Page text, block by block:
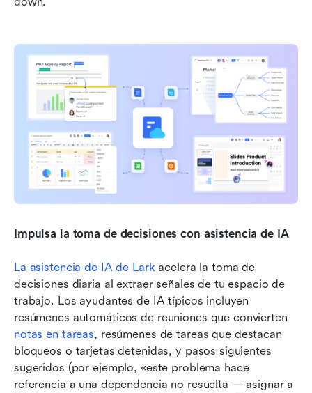
Impulsa la toma de decisiones con asistencia de IA
La asistencia de IA de Lark acelera la toma de
decisiones diaria al extraer señales de tu espacio de
trabajo. Los ayudantes de IA típicos incluyen
notas en tareas, resúmenes de tareas que destacan
bloqueos o tarjetas detenidas, y pasos siguientes
sugeridos (por ejemplo, «este problema hace
referencia a una dependencia no resuelta — asignar a